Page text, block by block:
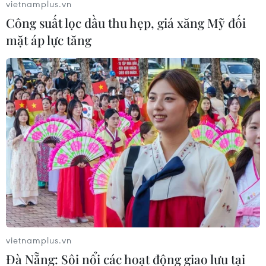
Ví điện tử Apple Pay rơi vào tầm ngắm
điều tra chống độc quyền của EU
10/11/2019 12:46
Apple Pay hiện cung cấp dịch vụ thanh toán điện tử ở
tất cả các quốc gia EU và công ty đầu tư mạo hiểm
Loup Ventures ước tính rằng có tới 88% người dùng dịch
vụ thanh toán điện tử này ở bên ngoài Mỹ.
vietnamplus.vn
Công suất lọc dầu thu hẹp, giá xăng Mỹ đối
mặt áp lực tăng
vietnamplus.vn
Đà Nẵng: Sôi nổi các hoạt động giao lưu tại